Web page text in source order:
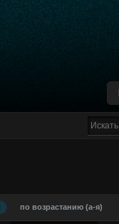
по возрастанию (а-я)